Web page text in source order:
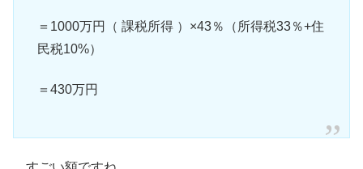
＝1000万円（ 課税所得 ）×43％（所得税33％+住
民税10%）
＝430万円